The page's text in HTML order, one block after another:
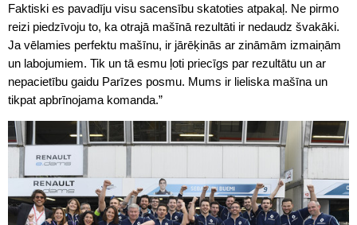
Faktiski es pavadīju visu sacensību skatoties atpakaļ. Ne pirmo
reizi piedzīvoju to, ka otrajā mašīnā rezultāti ir nedaudz švakāki.
Ja vēlamies perfektu mašīnu, ir jārēķinās ar zināmām izmaiņām
un labojumiem. Tik un tā esmu ļoti priecīgs par rezultātu un ar
nepacietību gaidu Parīzes posmu. Mums ir lieliska mašīna un
tikpat apbrīnojama komanda.”